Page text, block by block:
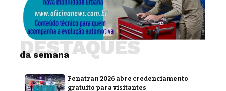
da semana
DESTAQUES
Fenatran 2026 abre credenciamento
gratuito para visitantes